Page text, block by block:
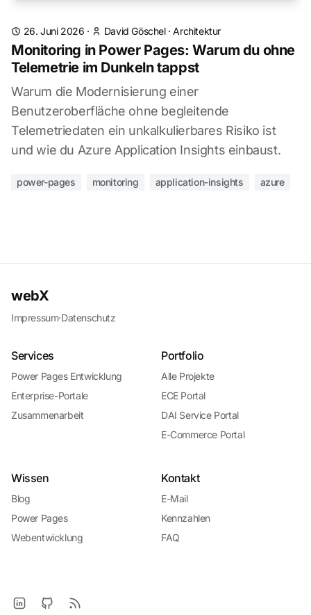
26. Juni 2026 · David Göschel·Architektur
Monitoring in Power Pages: Warum du ohne
Telemetrie im Dunkeln tappst
Warum die Modernisierung einer
Benutzeroberfläche ohne begleitende
Telemetriedaten ein unkalkulierbares Risiko ist
und wie du Azure Application Insights einbaust.
power-pages monitoring application-insights azure
webX
Impressum·Datenschutz
Services
Power Pages Entwicklung
Enterprise-Portale
Zusammenarbeit
Portfolio
Alle Projekte
ECE Portal
DAI Service Portal
E-Commerce Portal
Wissen
Blog
Power Pages
Webentwicklung
Kontakt
E-Mail
Kennzahlen
FAQ